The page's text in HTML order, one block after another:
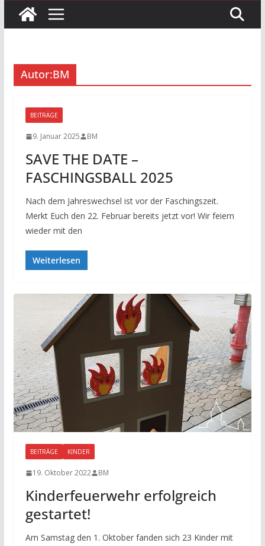
Autor:BM
BEITRÄGE
9. Januar 2025 BM
SAVE THE DATE –
FASCHINGSBALL 2025
Nach dem Jahreswechsel ist vor der Faschingszeit.
Merkt Euch den 22. Februar bereits jetzt vor! Wir feiern
wieder mit den
Weiterlesen
BEITRÄGE KINDER
19. Oktober 2022 BM
Kinderfeuerwehr erfolgreich
gestartet!
Am Samstag den 1. Oktober fanden sich 23 Kinder mit